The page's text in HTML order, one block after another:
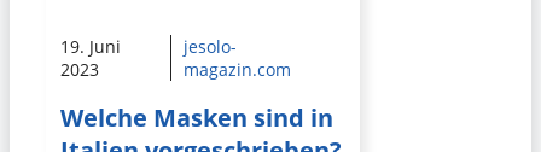
19. Juni
2023
jesolo-
magazin.com
Welche Masken sind in